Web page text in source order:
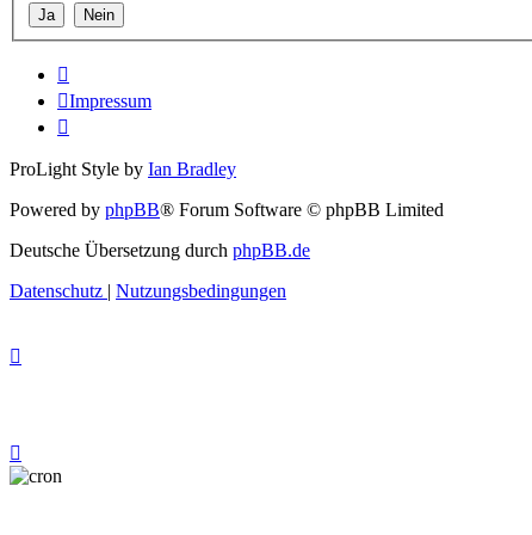
Impressum
ProLight Style by Ian Bradley
Powered by phpBB® Forum Software © phpBB Limited
Deutsche Übersetzung durch phpBB.de
Datenschutz | Nutzungsbedingungen